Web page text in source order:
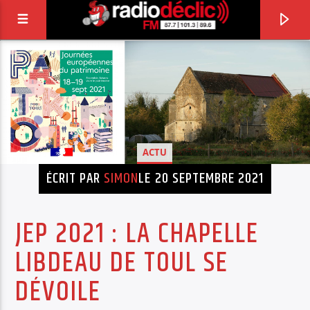
RADIO DÉCLIC
VOTRE RADIO ASSOCIATIVE EN TERRES DE
LORRAINE
ACTU
ÉCRIT PAR SIMONLE 20 SEPTEMBRE 2021
JEP 2021 : LA CHAPELLE
LIBDEAU DE TOUL SE
DÉVOILE